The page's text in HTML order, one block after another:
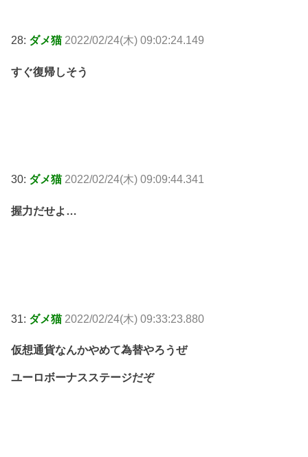
28: ダメ猫 2022/02/24(木) 09:02:24.149
すぐ復帰しそう
30: ダメ猫 2022/02/24(木) 09:09:44.341
握力だせよ…
31: ダメ猫 2022/02/24(木) 09:33:23.880
仮想通貨なんかやめて為替やろうぜ
ユーロボーナスステージだぞ